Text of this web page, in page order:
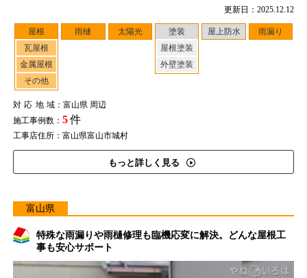
更新日：2025.12.12
屋根
瓦屋根
金属屋根
その他
雨樋 太陽光
塗装
屋根塗装
外壁塗装
屋上防水 雨漏り
対応地域：富山県 周辺
施工事例数： 5件
工事店住所：富山県富山市城村
もっと詳しく見る
富山県
特殊な雨漏りや雨樋修理も臨機応変に解決。どんな屋根工
事も安心サポート